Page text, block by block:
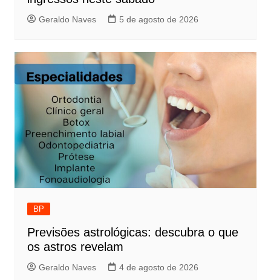
Geraldo Naves 5 de agosto de 2026
BP
Previsões astrológicas: descubra o que
os astros revelam
Geraldo Naves 4 de agosto de 2026